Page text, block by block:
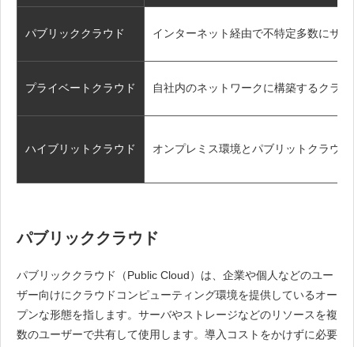
パブリッククラウド インターネット経由で不特定多数にサ
プライベートクラウド 自社内のネットワークに構築するクラ
ハイブリットクラウド オンプレミス環境とパブリットクラウ
パブリッククラウド
パブリッククラウド（Public Cloud）は、企業や個人などのユー
ザー向けにクラウドコンピューティング環境を提供しているオー
プンな形態を指します。サーバやストレージなどのリソースを複
数のユーザーで共有して使用します。導入コストをかけずに必要